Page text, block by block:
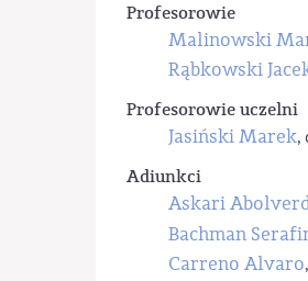
Profesorowie
Malinowski
Rąbkowski
Profesorowie uczelni
Jasiński Marek,
Adiunkci
Askari
Bachman
Carreno Alvaro